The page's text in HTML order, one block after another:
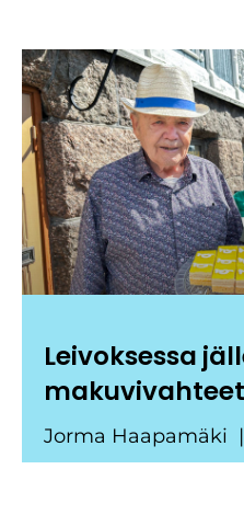
Leivoksessa
makuvivahteet
Jorma Haapamäki